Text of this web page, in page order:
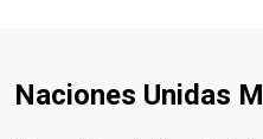
Naciones Unidas